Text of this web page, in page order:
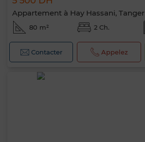
Appartement à Hay Hassani, Tanger
80 m² 2 Ch.
Contacter Appelez